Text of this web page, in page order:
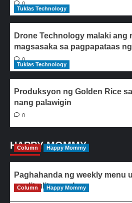
0
Tuklas Technology
Drone Technology malaki ang
magsasaka sa pagpapataas
0
Tuklas Technology
Produksyon ng Golden Rice
nang palawigin
0
HAPPY MOMMY
Column Happy Mommy
Paghahanda ng weekly menu
paulit-ulit ang ulam
Column Happy Mommy